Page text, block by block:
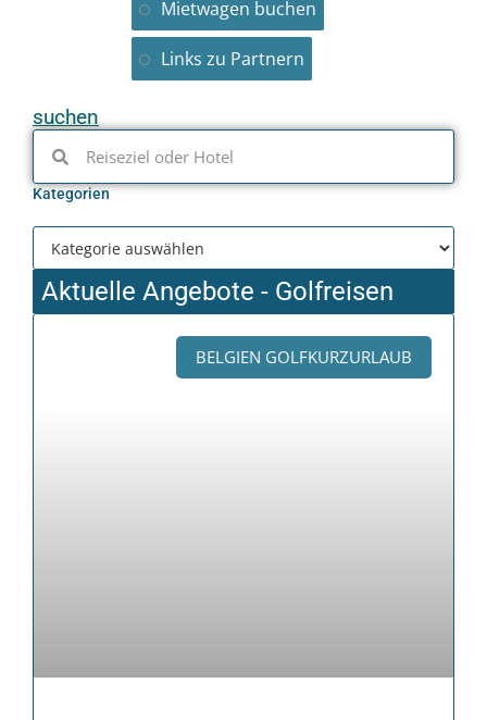
Mietwagen buchen
Links zu Partnern
suchen
Kategorien
Aktuelle Angebote - Golfreisen
BELGIEN GOLFKURZURLAUB